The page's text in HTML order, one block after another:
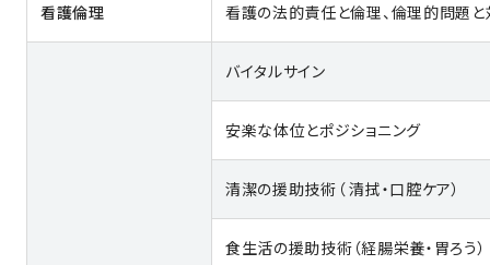
看護倫理 看護の法的責任と倫理、倫理的問題
バイタルサイン
安楽な体位とポジショニング
清潔の援助技術（ 清拭・口腔ケア）
食生活の援助技術（経腸栄養・胃ろう）